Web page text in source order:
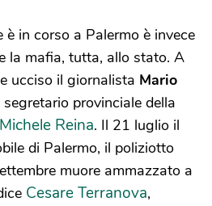
è in corso a Palermo è invece
la mafia, tutta, allo stato. A
ucciso il giornalista Mario
provinciale della
Michele Reina. Il 21 luglio il
di Palermo, il poliziotto
muore ammazzato a
Cesare Terranova,